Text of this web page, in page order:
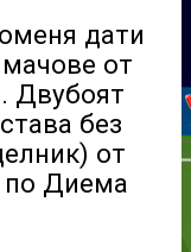
дати
от
Двубоят
без
от
по Диема